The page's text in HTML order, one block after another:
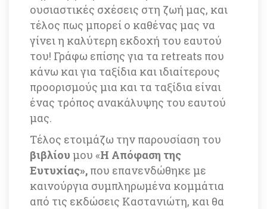
ουσιαστικές σχέσεις στη ζωή μας, και
τέλος πως μπορεί ο καθένας μας να
γίνει η καλύτερη εκδοχή του εαυτού
του! Γράφω επίσης για τα retreats που
κάνω και για ταξίδια και ιδιαίτερους
προορισμούς μια και τα ταξίδια είναι
ένας τρόπος ανακάλυψης του εαυτού
μας.
Τέλος ετοιμάζω την παρουσίαση του
βιβλίου μου «H Aπόφαση της
Ευτυχίας», που επανενδώθηκε με
καινούργια συμπληρωμένα κομμάτια
από τις εκδώσεις Καστανιώτη, και θα